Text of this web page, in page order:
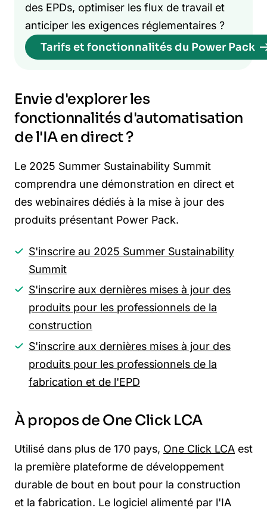
des EPDs, optimiser les flux de travail et
anticiper les exigences réglementaires ?
Tarifs et fonctionnalités du Power Pack
Envie d'explorer les
fonctionnalités d'automatisation
de l'IA en direct ?
Le 2025 Summer Sustainability Summit
comprendra une démonstration en direct et
des webinaires dédiés à la mise à jour des
produits présentant Power Pack.
S'inscrire au 2025 Summer Sustainability
Summit
S'inscrire aux dernières mises à jour des
produits pour les professionnels de la
construction
S'inscrire aux dernières mises à jour des
produits pour les professionnels de la
fabrication et de l'EPD
À propos de One Click LCA
Utilisé dans plus de 170 pays, One Click LCA est
la première plateforme de développement
durable de bout en bout pour la construction
et la fabrication. Le logiciel alimenté par l'IA